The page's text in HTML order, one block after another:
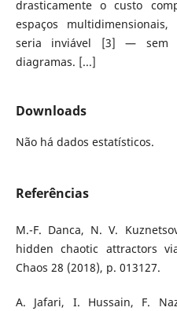
drasticamente o custo
espaços
seria inviável [3] — sem
diagramas. [...]
Downloads
Não há dados estatísticos.
Referências
M.-F. Danca, N. V.
hidden chaotic attractors
Chaos 28 (2018), p. 013127.
A. Jafari, I. Hussain, F.